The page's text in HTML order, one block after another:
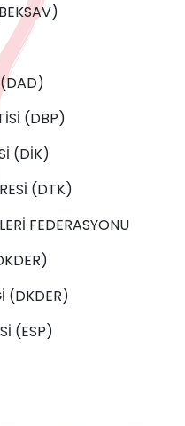
(DAD)
(DBP)
(DİK)
(DTK)
FEDERASYONU
(DKDER)
(ESP)